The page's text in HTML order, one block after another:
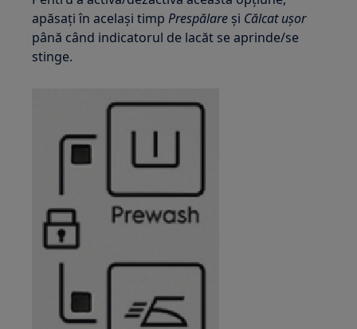
apăsați în același timpPrespălare și Călcat ușor
până când indicatorul de lacăt se aprinde/se
stinge.